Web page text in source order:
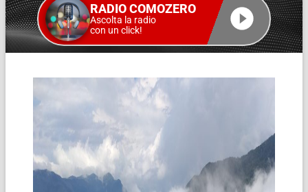
RADIO COMOZERO
Ascolta la radio
con un click!